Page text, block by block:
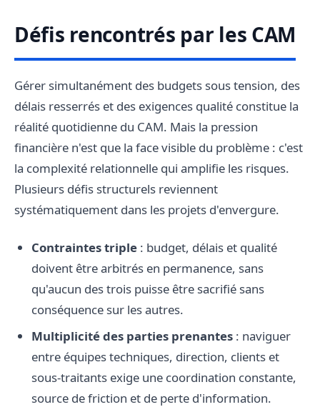
Défis rencontrés par les CAM
Gérer simultanément des budgets sous tension, des
délais resserrés et des exigences qualité constitue la
réalité quotidienne du CAM. Mais la pression
financière n'est que la face visible du problème : c'est
la complexité relationnelle qui amplifie les risques.
Plusieurs défis structurels reviennent
systématiquement dans les projets d'envergure.
Contraintes triple : budget, délais et qualité
doivent être arbitrés en permanence, sans
qu'aucun des trois puisse être sacrifié sans
conséquence sur les autres.
Multiplicité des parties prenantes : naviguer
entre équipes techniques, direction, clients et
sous-traitants exige une coordination constante,
source de friction et de perte d'information.